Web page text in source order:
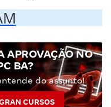
APROVAÇÃO NO
BA?
do assunto!
CURSOS